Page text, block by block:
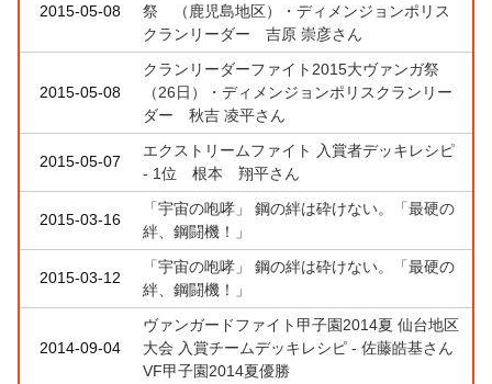
2015-05-08
祭 （鹿児島地区）・ディメンジョンポリス
クランリーダー 吉原 崇彦さん
2015-05-08
クランリーダーファイト2015大ヴァンガ祭
（26日）・ディメンジョンポリスクランリー
ダー 秋吉 凌平さん
2015-05-07
エクストリームファイト 入賞者デッキレシピ
- 1位 根本 翔平さん
2015-03-16
「宇宙の咆哮」 鋼の絆は砕けない。「最硬の
絆、鋼闘機！」
2015-03-12
「宇宙の咆哮」 鋼の絆は砕けない。「最硬の
絆、鋼闘機！」
2014-09-04
ヴァンガードファイト甲子園2014夏 仙台地区
大会 入賞チームデッキレシピ - 佐藤皓基さん
VF甲子園2014夏優勝